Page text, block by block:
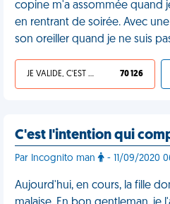
copine m'a assommée quand
en rentrant de soirée. Avec
son oreiller quand je ne suis
JE VALIDE, C'EST UNE VDM 70 126
C'est l'intention qui
Par Incognito man - 11/09/2020
Aujourd'hui, en cours, la fille